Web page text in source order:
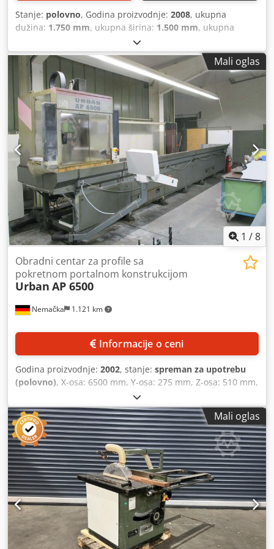
Stanje: polovno, Godina proizvodnje: 2008, ukupna
dužina: 1.750 mm, ukupna širina: 1.500 mm, ukupna
, Boja: Bela Sopstvena težina: 750 kg
Cena: Na upit Djdpfxjych Ele Aa Hjwa - Godina proizvodnje:
2008 - Dostupna dokumentacija: Ne - Prisutna CE oznaka:
Da - Prisutan CE sertifikat: Ne - Serijski broj: 108/1008-3 -
Glavna snaga motora [kW]: 4.0 - Broj vretena [kom]: 2 -
Maksimalna širina obratka [mm]: 180 - Dimenzije za
transport: 1750mm x 1500mm x 1450mm (d x š x v) - Težina
za transport [kg]: 750 kg - Paketi za transport [kom]: 1
Finansijske informacije PDV: Navedena cena je bez PDV-a
PDV/Porez na razliku: PDV se može odbiti za preduzeća
Isporuka i zamena su moguće u bilo koje vreme za sve iz
industrijskog sektora. Yorick Diebels
Mali oglas
1 /8
Nemačka 1.121 km
Obradni centar za profile sa
pokretnom portalnom konstrukcijom
Urban AP 6500
Informacije o ceni
Godina proizvodnje: 2002, stanje: spreman za upotrebu
(polovno), X-osa: 6500 mm, Y-osa: 275 mm, Z-osa: 510 mm,
brzina glavne osovine: 100-8000/min, širina stezne glave:
120 mm, dimenzije stezne ploče sa referentnom tačkom:
520x360 mm, priključna snaga: 12 kVA, snaga glavnog
motora: 4,5/7 kW, upravljanje: Heidenhain TNC 410,
potrebna površina: 32,5 m², dužina sa upravljačkim
ormarićem: 10.500 mm, širina sa upravljanjem: 3100 mm,
visina: 2400 mm, težina: 4,5 t, broj radnih sati nepoznat.
Oprema: pokretni menjač alata, izveštaj o strugotinama za
duge komade do 6000 mm sa 12 alata u grupama,
regulišući pneumatski stezač, opseg stezanja za steznu
ploču sa referentnom tačkom, oscilatorno obradivanje,
prihvat alata glavne osovine SK30 sa steznim konusom DIN
Mali oglas